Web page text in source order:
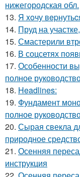
нижегородская обл.
13. Я xoчу
14. Пруд на
15. Смастерили
16. В соцсетях
17. Особенности
полное
18. Headlines:
19. Фундамент
полное
20. Сырая свекла
природное
21. Осенняя
инструкция